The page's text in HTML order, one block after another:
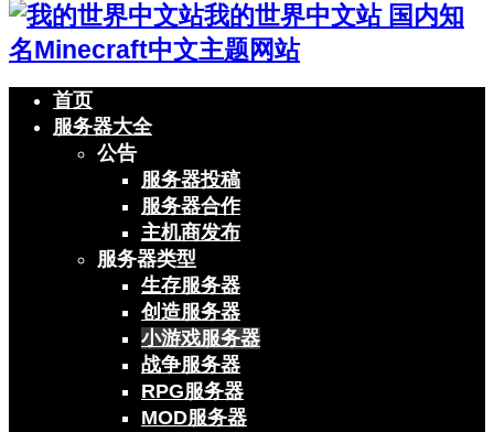
我的世界中文站 国内知
名Minecraft中文主题网站
首页
服务器大全
公告
服务器投稿
服务器合作
主机商发布
服务器类型
生存服务器
创造服务器
小游戏服务器
战争服务器
RPG服务器
MOD服务器